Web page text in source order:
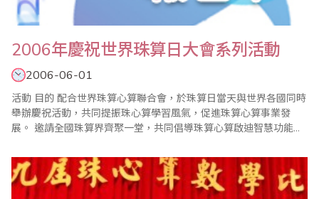
2006年慶祝世界珠算日大會系列活動
2006-06-01
活動 目的 配合世界珠算心算聯合會，於珠算日當天與世界各國同時
舉辦慶祝活動，共同提振珠心算學習風氣，促進珠算心算事業發
展。 邀請全國珠算界齊聚一堂，共同倡導珠算心算啟迪智慧功能，